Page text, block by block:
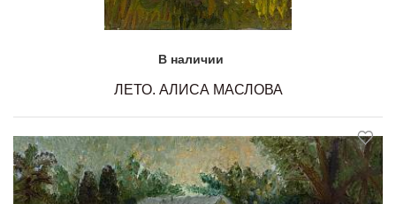
В наличии
ЛЕТО. АЛИСА МАСЛОВА